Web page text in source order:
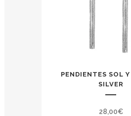
PENDIENTES SOL
SILVER
28,00€